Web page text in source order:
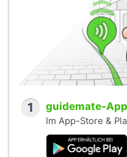
1 guidemate-
Im App-Store &